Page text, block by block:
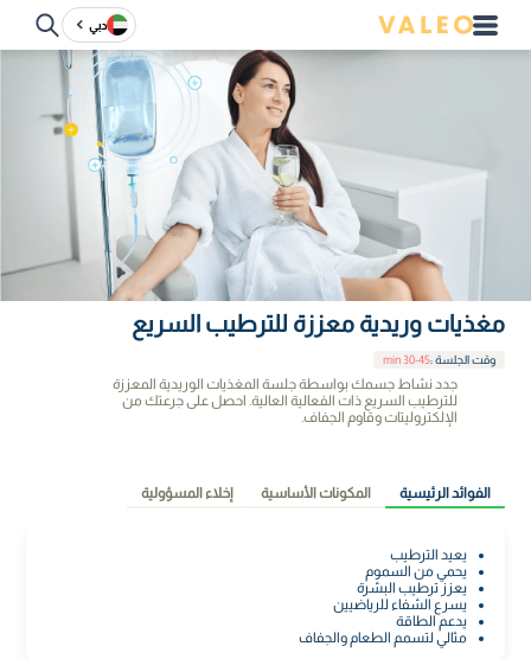
دبي
مغذيات وريدية معززة للترطيب السريع
وقت الجلسة:
30-45 min
جدد نشاط جسمك بواسطة جلسة المغذيات الوريدية المعززة
للترطيب السريع ذات الفعالية العالية. احصل على جرعتك من
الإلكتروليتات وقاوم الجفاف.
الفوائد الرئيسية المكونات الأساسية إخلاء المسؤولية
يعيد الترطيب
يحمي من السموم
يعزز ترطيب البشرة
يسرع الشفاء للرياضيين
يدعم الطاقة
مثالي لتسمم الطعام والجفاف